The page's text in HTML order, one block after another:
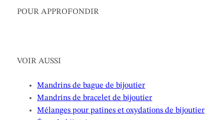
POUR APPROFONDIR
VOIR AUSSI
Mandrins de bague de bijoutier
Mandrins de bracelet de bijoutier
Mélanges pour patines et oxydations de bijoutier